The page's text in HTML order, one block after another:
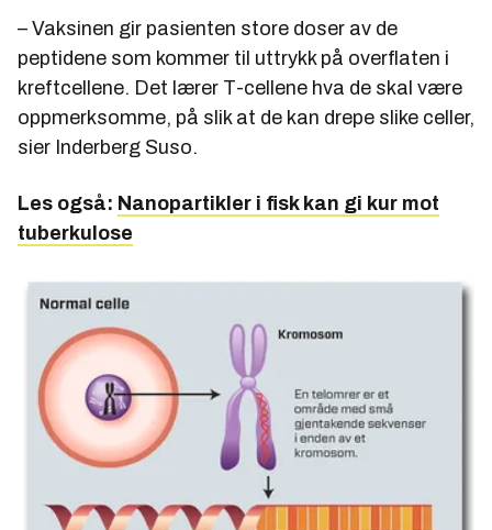
– Vaksinen gir pasienten store doser av de
peptidene som kommer til uttrykk på overflaten i
kreftcellene. Det lærer T-cellene hva de skal være
oppmerksomme, på slik at de kan drepe slike celler,
sier Inderberg Suso.
Les også: Nanopartikler i fisk kan gi kur mot
tuberkulose